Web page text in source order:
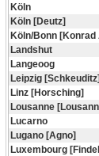
Köln
Köln [Deutz]
Köln/Bonn [Konrad
Landshut
Langeoog
Leipzig
Linz [Horsching]
Lousanne
Lucarno
Lugano [Agno]
Luxembourg